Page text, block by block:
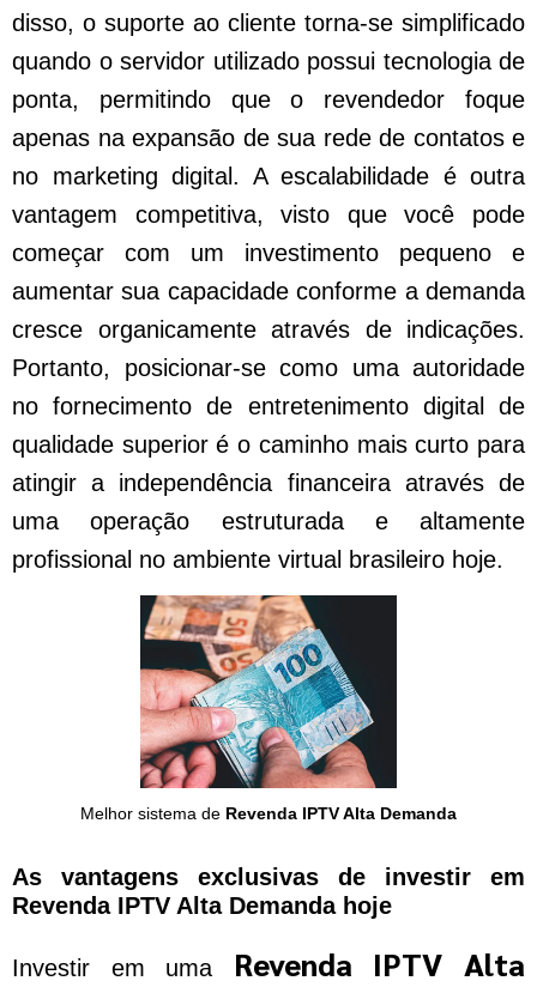
disso, o suporte ao cliente torna-se simplificado
quando o servidor utilizado possui tecnologia de
ponta, permitindo que o revendedor foque
apenas na expansão de sua rede de contatos e
no marketing digital. A escalabilidade é outra
vantagem competitiva, visto que você pode
começar com um investimento pequeno e
aumentar sua capacidade conforme a demanda
cresce organicamente através de indicações.
Portanto, posicionar-se como uma autoridade
no fornecimento de entretenimento digital de
qualidade superior é o caminho mais curto para
atingir a independência financeira através de
uma operação estruturada e altamente
profissional no ambiente virtual brasileiro hoje.
Melhor sistema de Revenda IPTV Alta Demanda
As vantagens exclusivas de investir em
Revenda IPTV Alta Demanda hoje
Investir em uma Revenda IPTV Alta